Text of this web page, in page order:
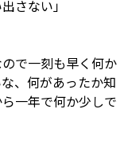
さない」
で一刻も早く何か
、何があったか知
一年で何か少しで